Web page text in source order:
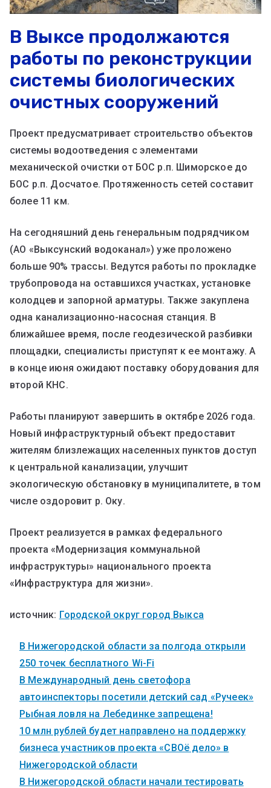
В Выксе продолжаются
работы по реконструкции
системы биологических
очистных сооружений
Проект предусматривает строительство объектов
системы водоотведения с элементами
механической очистки от БОС р.п. Шиморское до
БОС р.п. Досчатое. Протяженность сетей составит
более 11 км.
На сегодняшний день генеральным подрядчиком
(АО «Выксунский водоканал») уже проложено
больше 90% трассы. Ведутся работы по прокладке
трубопровода на оставшихся участках, установке
колодцев и запорной арматуры. Также закуплена
одна канализационно-насосная станция. В
ближайшее время, после геодезической разбивки
площадки, специалисты приступят к ее монтажу. А
в конце июня ожидают поставку оборудования для
второй КНС.
Работы планируют завершить в октябре 2026 года.
Новый инфраструктурный объект предоставит
жителям близлежащих населенных пунктов доступ
к центральной канализации, улучшит
экологическую обстановку в муниципалитете, в том
числе оздоровит р. Оку.
Проект реализуется в рамках федерального
проекта «Модернизация коммунальной
инфраструктуры» национального проекта
«Инфраструктура для жизни».
источник: Городской округ город Выкса
В Нижегородской области за полгода открыли
250 точек бесплатного Wi-Fi
В Международный день светофора
автоинспекторы посетили детский сад «Ручеек»
Рыбная ловля на Лебединке запрещена!
10 млн рублей будет направлено на поддержку
бизнеса участников проекта «СВОё дело» в
Нижегородской области
В Нижегородской области начали тестировать